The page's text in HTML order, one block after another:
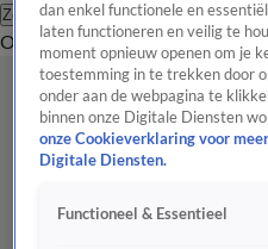
Zoeken
OverzichtRegioUitzendingen
dan enkel functionele en
laten functioneren en veilig te
moment opnieuw openen om je
toestemming in te trekken door
onder aan de webpagina te
binnen onze Digitale Diensten
onze Cookieverklaring voor
Digitale Diensten.
Functioneel & Essentieel